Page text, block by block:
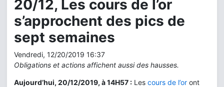
20/12, Les cours de l’or
s’approchent des pics de
sept semaines
Vendredi, 12/20/2019 16:37
Obligations et actions affichent aussi des hausses.
Aujourd’hui, 20/12/2019, à 14H57 : Les cours de l’or ont